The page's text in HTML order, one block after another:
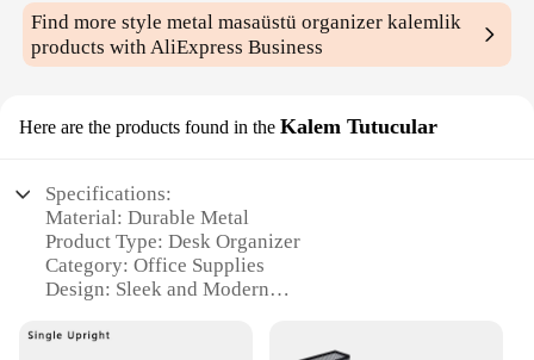
Find more stylemetal masaüstü organizer kalemlik
products with AliExpress Business
Here are the products found in the Kalem Tutucular
Specifications:
Material: Durable Metal
Product Type: Desk Organizer
Category: Office Supplies
Design: Sleek and Modern
Typical Adaptive Scenario: Office, Home Office, or